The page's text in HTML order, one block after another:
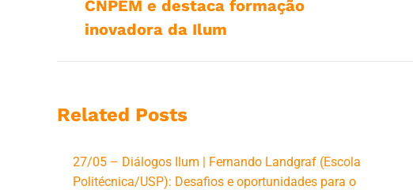
anterior:
CNPEM e destaca formação
inovadora da Ilum
Related Posts
27/05 – Diálogos Ilum | Fernando Landgraf (Escola
Politécnica/USP): Desafios e oportunidades para o